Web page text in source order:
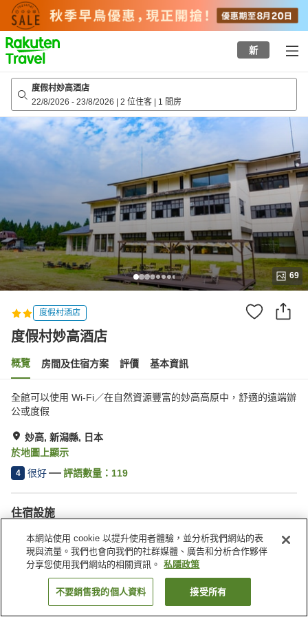
to
top
page
新
度假村妙高酒店
22/8/2026 - 23/8/2026 | 2 位住客 | 1 間房
69
度假村酒店
度假村妙高酒店
概覽 房間及住宿方案 評價 基本資訊
全館可以使用 Wi-Fi／在自然資源豐富的妙高高原中，舒適的遠端辦
公或度假
妙高, 新潟縣, 日本
於地圖上顯示
4 很好 評語數量： 119
住宿設施
停車場
餐廳
咖啡廳
自動販賣機
找客房
本網站使用 cookie 以提升使用者體驗，並分析我們網站的表
現與流量。我們也會向我們的社群媒體、廣告和分析合作夥伴
分享您使用我們網站的相關資訊。
私隱政策
不要銷售我的個人資料 接受所有